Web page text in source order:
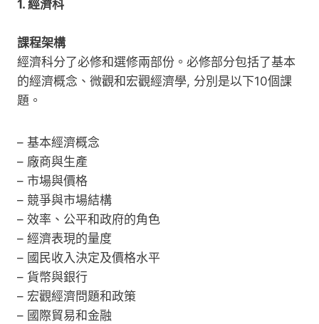
1. 經濟科
課程架構
經濟科分了必修和選修兩部份。必修部分包括了基本
的經濟概念、微觀和宏觀經濟學, 分別是以下10個課
題。
– 基本經濟概念
– 廠商與生產
– 市場與價格
– 競爭與市場結構
– 效率、公平和政府的角色
– 經濟表現的量度
– 國民收入決定及價格水平
– 貨幣與銀行
– 宏觀經濟問題和政策
– 國際貿易和金融